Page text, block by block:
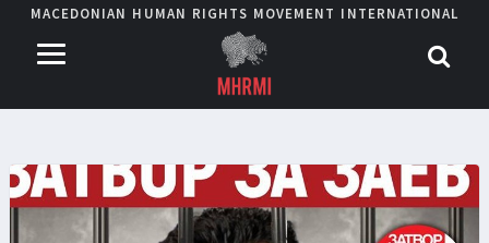
MACEDONIAN HUMAN RIGHTS MOVEMENT INTERNATIONAL